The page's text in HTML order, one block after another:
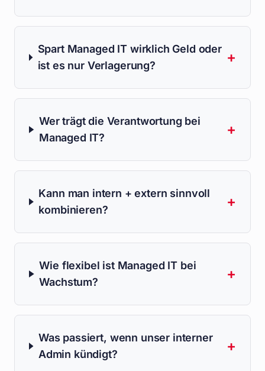
Spart Managed IT wirklich Geld oder
ist es nur Verlagerung?
+
Wer trägt die Verantwortung bei
Managed IT?
+
Kann man intern + extern sinnvoll
kombinieren?
+
Wie flexibel ist Managed IT bei
Wachstum?
+
Was passiert, wenn unser interner
Admin kündigt?
+